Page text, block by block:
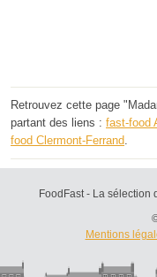
Retrouvez cette page
partant des liens : fast-food
food Clermont-Ferrand.
FoodFast - La sélection
Mentions